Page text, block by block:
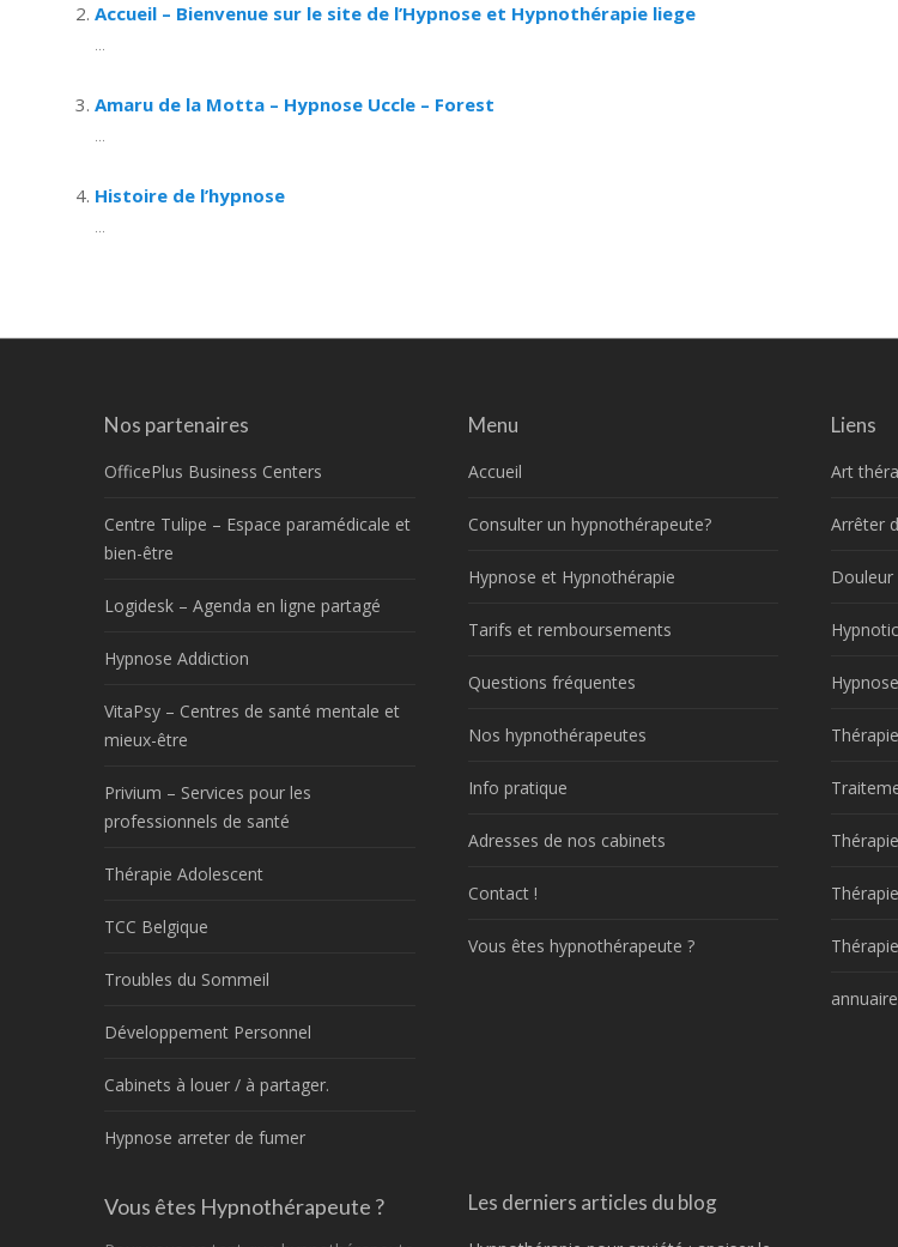
Accueil – Bienvenue sur le site de l’Hypnose et Hypnothérapie liege
...
Amaru de la Motta – Hypnose Uccle – Forest
...
Histoire de l’hypnose
...
Nos partenaires
OfficePlus Business Centers
Centre Tulipe – Espace paramédicale et
bien-être
Logidesk – Agenda en ligne partagé
Hypnose Addiction
VitaPsy – Centres de santé mentale et
mieux-être
Privium – Services pour les
professionnels de santé
Thérapie Adolescent
TCC Belgique
Troubles du Sommeil
Développement Personnel
Cabinets à louer / à partager.
Hypnose arreter de fumer
Menu
Accueil
Consulter un hypnothérapeute?
Hypnose et Hypnothérapie
Tarifs et remboursements
Questions fréquentes
Nos hypnothérapeutes
Info pratique
Adresses de nos cabinets
Contact !
Vous êtes hypnothérapeute ?
Liens
Art
Arrêter
Douleur
Vous êtes Hypnothérapeute ? Les derniers articles du blog